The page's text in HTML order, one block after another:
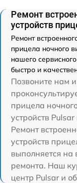
Ремонт
устройств
Ремонт
прицела ночного
нашего
быстро и
Позвоните нам
прицела
устройств
Ремонт
устройств
выполняется на
ремонта. Наш
центр Pulsar и